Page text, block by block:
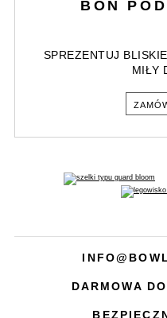
BON
SPREZENTUJ
MIŁY
DARMOWA